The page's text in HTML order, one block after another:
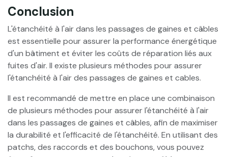
Conclusion
L'étanchéité à l'air dans les passages de gaines et câbles
est essentielle pour assurer la performance énergétique
d'un bâtiment et éviter les coûts de réparation liés aux
fuites d'air. Il existe plusieurs méthodes pour assurer
l'étanchéité à l'air des passages de gaines et cables.
Il est recommandé de mettre en place une combinaison
de plusieurs méthodes pour assurer l'étanchéité à l'air
dans les passages de gaines et câbles, afin de maximiser
la durabilité et l'efficacité de l'étanchéité. En utilisant des
patchs, des raccords et des bouchons, vous pouvez